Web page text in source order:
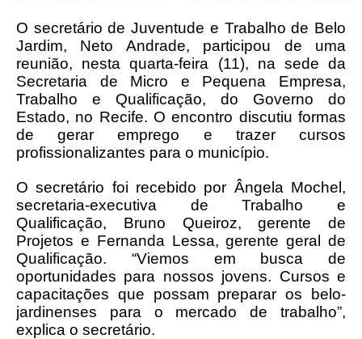
O secretário de Juventude e Trabalho de Belo
Jardim, Neto Andrade, participou de uma
reunião, nesta quarta-feira (11), na sede da
Secretaria de Micro e Pequena Empresa,
Trabalho e Qualificação, do Governo do
Estado, no Recife. O encontro discutiu formas
de gerar emprego e trazer cursos
profissionalizantes para o município.
O secretário foi recebido por Ângela Mochel,
secretaria-executiva de Trabalho e
Qualificação, Bruno Queiroz, gerente de
Projetos e Fernanda Lessa, gerente geral de
Qualificação. “Viemos em busca de
oportunidades para nossos jovens. Cursos e
capacitações que possam preparar os belo-
jardinenses para o mercado de trabalho”,
explica o secretário.